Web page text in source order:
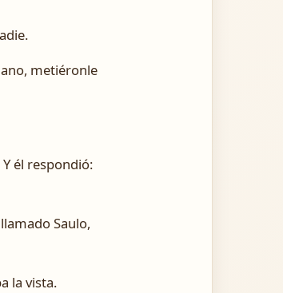
metiéronle
él respondió:
Saulo,
la vista.